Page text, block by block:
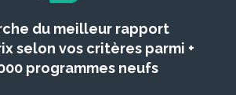
du meilleur rapport
selon vos critères parmi +
programmes neufs